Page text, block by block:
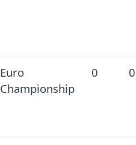
Euro
Championship
0 0